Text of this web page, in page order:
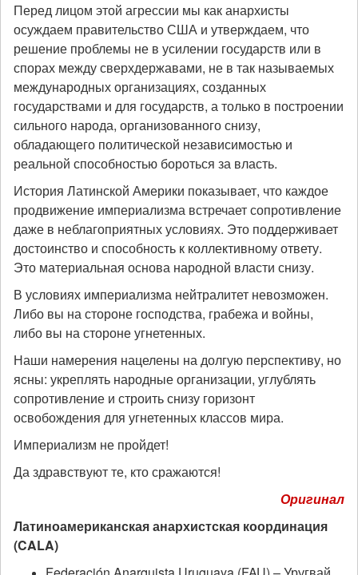
Перед лицом этой агрессии мы как анархисты
осуждаем правительство США и утверждаем, что
решение проблемы не в усилении государств или в
спорах между сверхдержавами, не в так называемых
международных организациях, созданных
государствами и для государств, а только в построении
сильного народа, организованного снизу,
обладающего политической независимостью и
реальной способностью бороться за власть.
История Латинской Америки показывает, что каждое
продвижение империализма встречает сопротивление
даже в неблагоприятных условиях. Это поддерживает
достоинство и способность к коллективному ответу.
Это материальная основа народной власти снизу.
В условиях империализма нейтралитет невозможен.
Либо вы на стороне господства, грабежа и войны,
либо вы на стороне угнетенных.
Наши намерения нацелены на долгую перспективу, но
ясны: укреплять народные организации, углублять
сопротивление и строить снизу горизонт
освобождения для угнетенных классов мира.
Империализм не пройдет!
Да здравствуют те, кто сражаются!
Оригинал
Латиноамериканская анархистская координация
(CALA)